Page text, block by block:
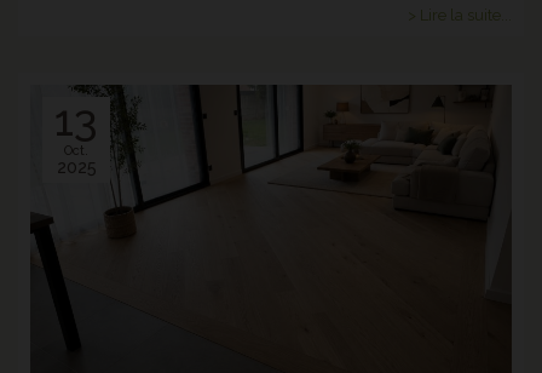
> Lire la suite...
13
Oct.
2025